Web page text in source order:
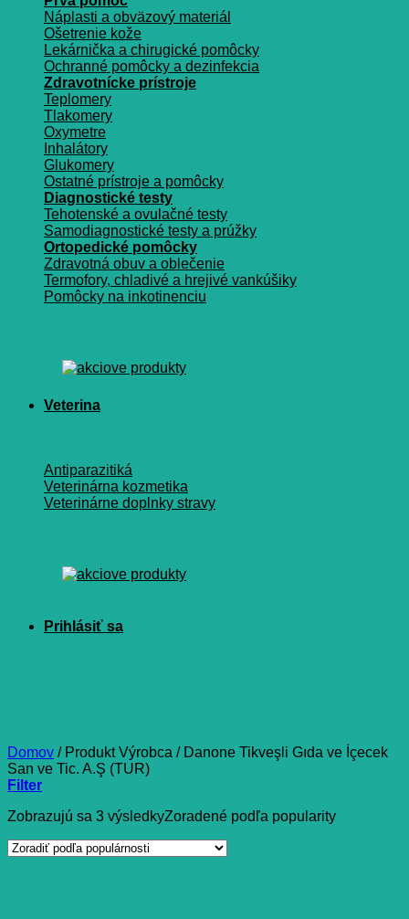
Náplasti a obväzový materiál
Ošetrenie kože
Lekárnička a chirugické pomôcky
Ochranné pomôcky a dezinfekcia
Zdravotnícke prístroje
Teplomery
Tlakomery
Oxymetre
Inhalátory
Glukomery
Ostatné prístroje a pomôcky
Diagnostické testy
Tehotenské a ovulačné testy
Samodiagnostické testy a prúžky
Ortopedické pomôcky
Zdravotná obuv a oblečenie
Termofory, chladivé a hrejivé vankúšiky
Pomôcky na inkotinenciu
Veterina
Antiparazitiká
Veterinárna kozmetika
Veterinárne doplnky stravy
Domov /Produkt Výrobca /Danone Tikveşli Gıda ve İçecek
San ve Tic. A.Ş (TUR)
Filter
Zobrazujú sa 3 výsledkyZoradené podľa popularity